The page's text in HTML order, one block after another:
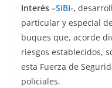
Interés –SIBI-,
particular y especial
buques que, acorde
riesgos establecidos,
esta Fuerza de
policiales.